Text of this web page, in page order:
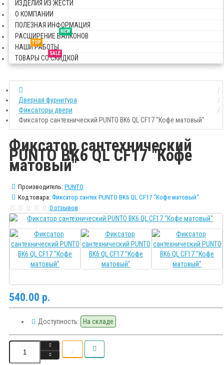
ИЗДЕЛИЯ ИЗ ЖЕСТИ
О КОМПАНИИ
ПОЛЕЗНАЯ ИНФОРМАЦИЯ
NEW
РАСШИРЕНИЕ БАЛКОНОВ
TOP
НАШИ РАБОТЫ
SALE
ТОВАРЫ СО СКИДКОЙ
Дверная фурнитура
Фиксаторы двери
Фиксатор сантехнический PUNTO BK6 QL CF17 "Кофе матовый"
Фиксатор сантехнический
PUNTO BK6 QL CF17 "Кофе
матовый"
Производитель: PUNTO
Код товара: Фиксатор сантех PUNTO BK6 QL CF17 "Кофе матовый"
0 отзывов
540.00 р.
Доступность: На складе